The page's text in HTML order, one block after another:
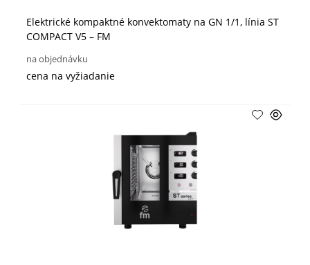
Elektrické kompaktné konvektomaty na GN 1/1, línia ST
COMPACT V5 – FM
na objednávku
cena na vyžiadanie